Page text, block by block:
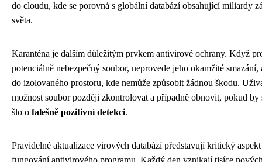
do cloudu, kde se porovná s globální databází obsahující miliardy
světa.
Karanténa je dalším důležitým prvkem antivirové ochrany. Když
potenciálně nebezpečný soubor, neprovede jeho okamžité smazání,
do izolovaného prostoru, kde nemůže způsobit žádnou škodu.
možnost soubor později zkontrolovat a případně obnovit, pokud by
šlo o falešně pozitivní detekci.
Pravidelné aktualizace virových databází představují kritický
fungování antivirového programu. Každý den vznikají tisíce